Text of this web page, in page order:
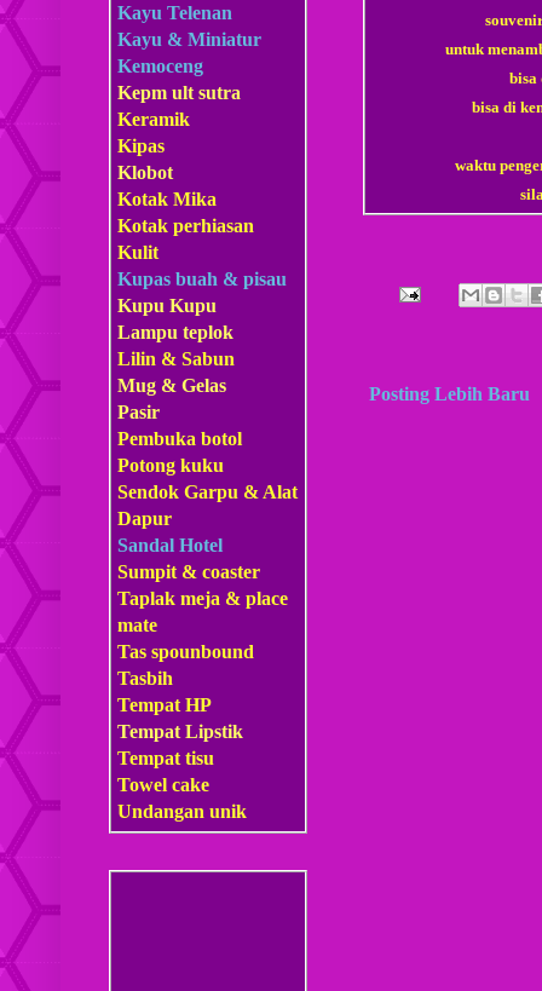
untuk
bisa
bisa di
waktu
Posting Lebih Baru
Kayu Telenan
Kayu & Miniatur
Kemoceng
Kepm ult sutra
Keramik
Kipas
Klobot
Kotak Mika
Kotak perhiasan
Kulit
Kupas buah & pisau
Kupu Kupu
Lampu teplok
Lilin & Sabun
Mug & Gelas
Pasir
Pembuka botol
Potong kuku
Sendok Garpu & Alat
Dapur
Sandal Hotel
Sumpit & coaster
Taplak meja & place
mate
Tas spounbound
Tasbih
Tempat HP
Tempat Lipstik
Tempat tisu
Towel cake
Undangan unik